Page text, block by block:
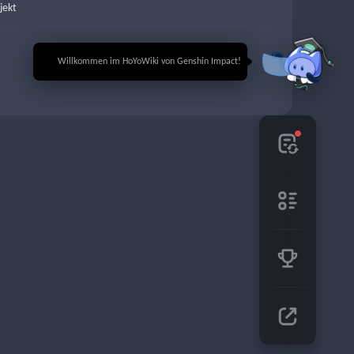
🎉 Willkommen im HoYoWiki von Genshin Impact!